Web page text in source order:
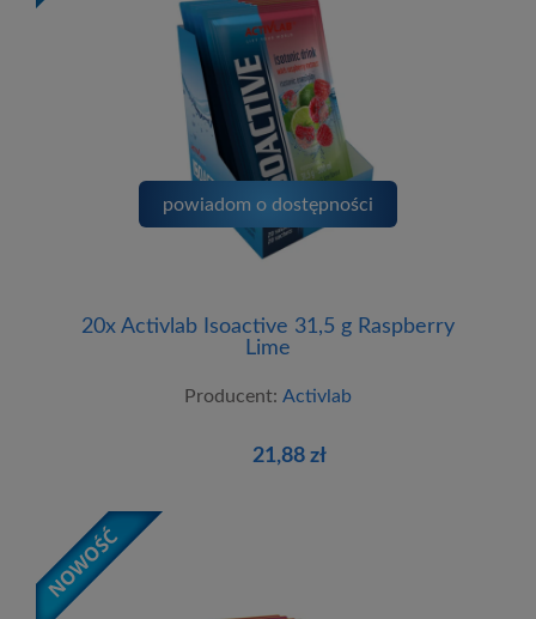
20x Activlab Isoactive 31,5 g Raspberry
Lime
Producent: Activlab
21,88 zł
powiadom o dostępności